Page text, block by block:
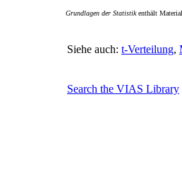
Grundlagen der Statistikenthält
Siehe auch: t-Verteilung,
Search the VIAS Library